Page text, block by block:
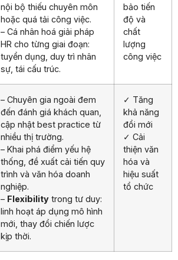
nội bộ thiếu chuyên môn
hoặc quá tải công việc.
– Cá nhân hoá giải pháp
HR cho từng giai đoạn:
tuyển dụng, duy trì nhân
sự, tái cấu trúc.
bảo tiến
độ và
chất
lượng
công việc
– Chuyên gia ngoài đem
đến đánh giá khách quan,
cập nhật best practice từ
nhiều thị trường.
– Khai phá điểm yếu hệ
thống, đề xuất cải tiến quy
trình và văn hóa doanh
nghiệp.
– Flexibility trong tư duy:
linh hoạt áp dụng mô hình
mới, thay đổi chiến lược
kịp thời.
✓ Tăng
khả năng
đổi mới
✓ Cải
thiện văn
hóa và
hiệu suất
tổ chức